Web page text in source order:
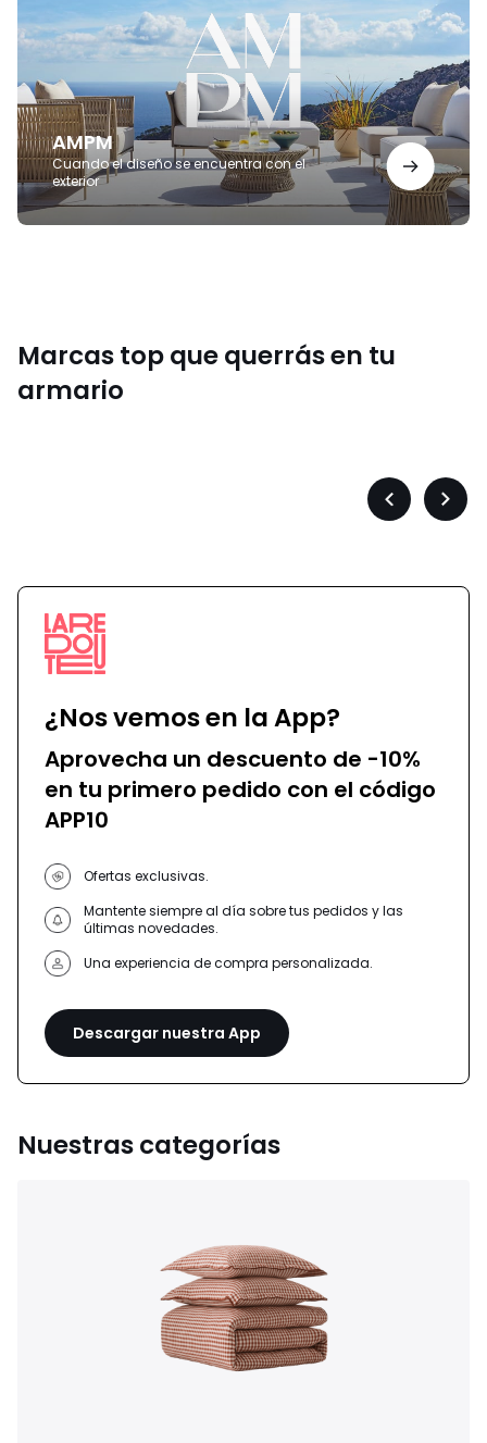
AMPM
Cuando el diseño se encuentra con el
exterior
Marcas top que querrás en tu
armario
Précédent
¿Nos vemos en la App?
Aprovecha un descuento de -10%
en tu primero pedido con el código
APP10
Ofertas exclusivas.
Mantente siempre al día sobre tus pedidos y las
últimas novedades.
Una experiencia de compra personalizada.
Descargar nuestra App
Nuestras categorías